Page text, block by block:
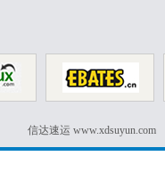
信达速运 www.xdsuyun.com